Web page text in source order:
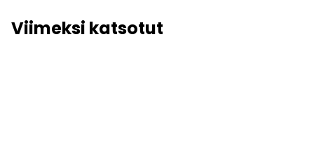
Viimeksi katsotut